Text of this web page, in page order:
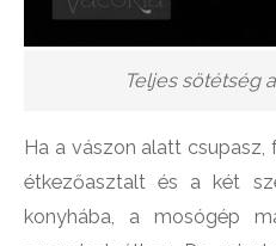
Teljes sötétség
Ha a vászon alatt csupasz,
étkezőasztalt és a két
konyhába, a mosógép